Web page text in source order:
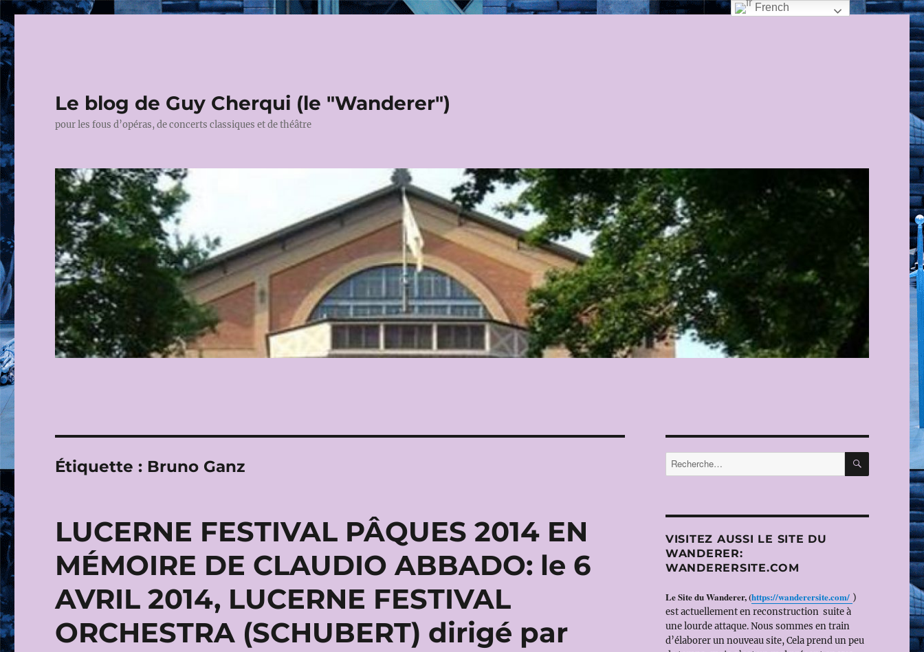
Le blog de Guy Cherqui (le "Wanderer")
pour les fous d’opéras, de concerts classiques et de théâtre
Étiquette : Bruno Ganz
LUCERNE FESTIVAL PÂQUES 2014 EN
MÉMOIRE DE CLAUDIO ABBADO: le 6
AVRIL 2014, LUCERNE FESTIVAL
ORCHESTRA (SCHUBERT) dirigé par
Recherche
pour :
VISITEZ AUSSI LE SITE DU
WANDERER:
WANDERERSITE.COM
Le Site du Wanderer,(https://wanderersite.com/ )
est actuellement en reconstruction suite à
une lourde attaque. Nous sommes en train
d’élaborer un nouveau site, Cela prend un peu
French